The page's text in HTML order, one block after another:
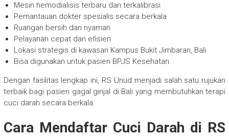
Mesin hemodialisis terbaru dan terkalibrasi
Pemantauan dokter spesialis secara berkala
Ruangan bersih dan nyaman
Pelayanan cepat dan efisien
Lokasi strategis di kawasan Kampus Bukit Jimbaran, Bali
Bisa digunakan untuk pasien BPJS Kesehatan
Dengan fasilitas lengkap ini, RS Unud menjadi salah satu rujukan
terbaik bagi pasien gagal ginjal di Bali yang membutuhkan terapi
cuci darah secara berkala.
Cara Mendaftar Cuci Darah di RS